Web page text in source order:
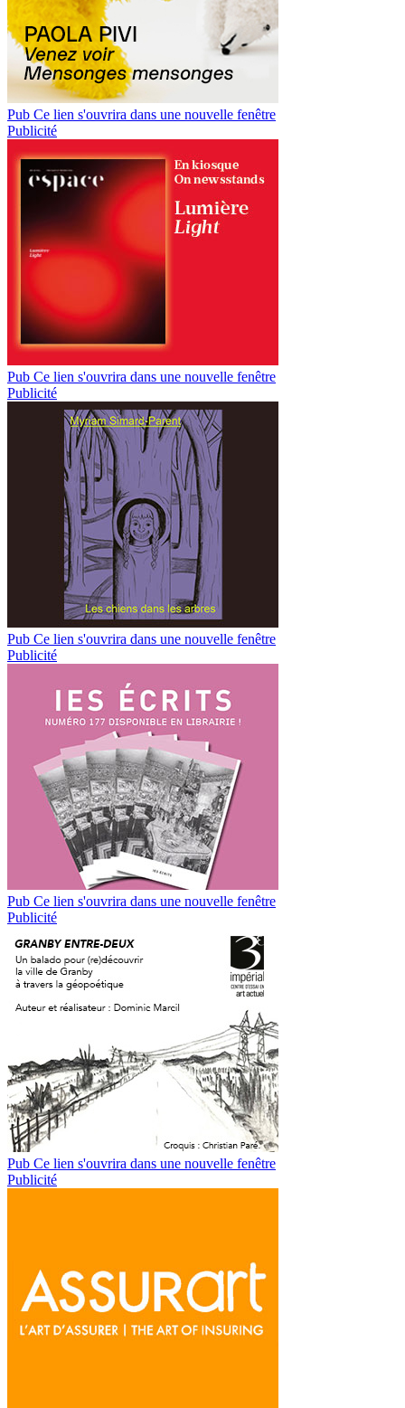
Pub Ce lien s'ouvrira dans une nouvelle fenêtre
Publicité
Pub Ce lien s'ouvrira dans une nouvelle fenêtre
Publicité
Pub Ce lien s'ouvrira dans une nouvelle fenêtre
Publicité
Pub Ce lien s'ouvrira dans une nouvelle fenêtre
Publicité
Pub Ce lien s'ouvrira dans une nouvelle fenêtre
Publicité